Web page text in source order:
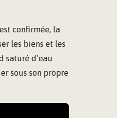
confirmée, la
les biens et les
saturé d’eau
sous son propre